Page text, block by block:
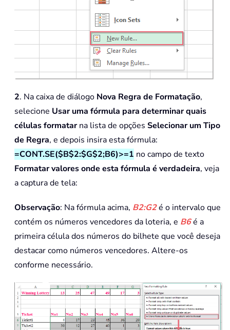
2. Na caixa de diálogo Nova Regra de Formatação,
selecione Usar uma fórmula para determinar quais
células formatarna lista de opções Selecionar um Tipo
de Regra, e depois insira esta fórmula:
=CONT.SE($B$2:$G$2;B6)>=1 no campo de texto
Formatar valores onde esta fórmula é verdadeira, veja
a captura de tela:
Observação: Na fórmula acima, B2:G2é o intervalo que
contém os números vencedores da loteria, e B6é a
primeira célula dos números do bilhete que você deseja
destacar como números vencedores. Altere-os
conforme necessário.